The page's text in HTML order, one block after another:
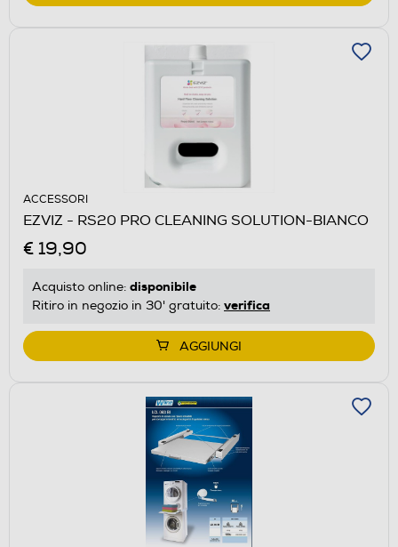
ACCESSORI
EZVIZ - RS20 PRO CLEANING SOLUTION-BIANCO
€ 19,90
Acquisto online: disponibile
Ritiro in negozio in 30' gratuito: verifica
AGGIUNGI